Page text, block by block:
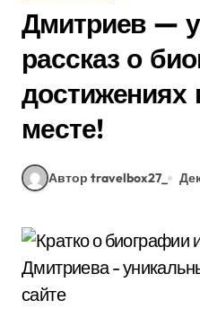
Дмитриев —
рассказ о
достижениях
месте!
Автор travelbox27_